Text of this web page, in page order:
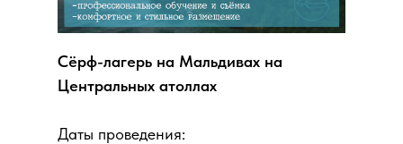
Сёрф-лагерь на Мальдивах на
Центральных атоллах
Даты проведения: